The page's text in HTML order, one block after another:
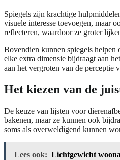
Spiegels zijn krachtige
visuele interesse toevoegen, maar
reflecteren, waardoor ze groter
Bovendien kunnen spiegels helpen
elke extra dimensie bijdraagt aan
aan het vergroten van de perceptie
Het kiezen van de
De keuze van lijsten voor
bakenen, maar ze kunnen ook
soms als overweldigend kunnen
Lees ook: Lichtgewicht